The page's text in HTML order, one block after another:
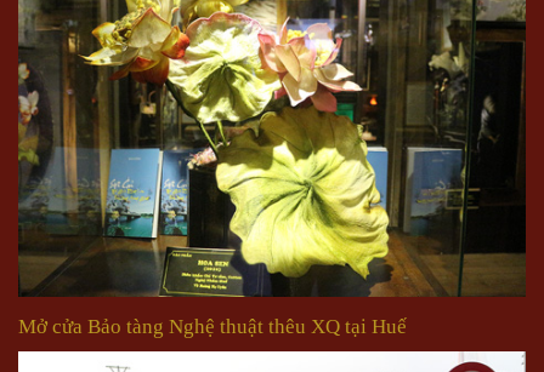
Mở cửa Bảo tàng Nghệ thuật thêu XQ tại Huế